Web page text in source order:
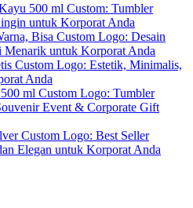
500 ml Custom: Tumbler
untuk Korporat Anda
Bisa Custom Logo: Desain
Menarik untuk Korporat Anda
Custom Logo: Estetik, Minimalis,
Anda
ml Custom Logo: Tumbler
Event & Corporate Gift
Custom Logo: Best Seller
Elegan untuk Korporat Anda